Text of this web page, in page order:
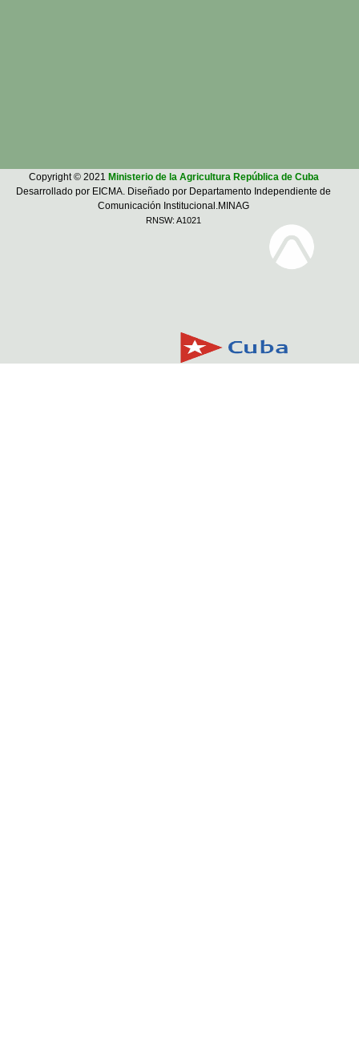
Copyright © 2021 Ministerio de la Agricultura República de Cuba
Desarrollado por EICMA. Diseñado por Departamento Independiente de
Comunicación Institucional.MINAG
RNSW: A1021